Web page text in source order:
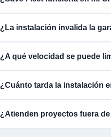
¿La instalación invalida la
¿A qué velocidad se puede
¿Cuánto tarda la instalación
¿Atienden proyectos fuera